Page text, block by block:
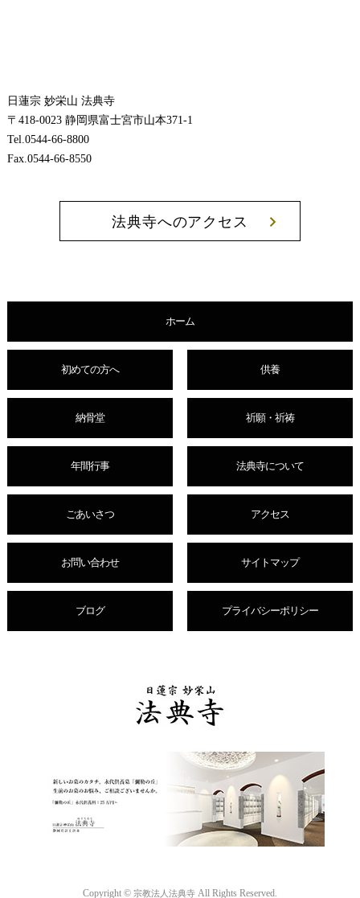
日蓮宗 妙栄山 法典寺
〒418-0023 静岡県富士宮市山本371-1
Tel.0544-66-8800
Fax.0544-66-8550
法典寺へのアクセス
ホーム
初めての方へ 供養
納骨堂 祈願・祈祷
年間行事 法典寺について
ごあいさつ アクセス
お問い合わせ サイトマップ
ブログ プライバシーポリシー
Copyright © 宗教法人法典寺All Rights Reserved.